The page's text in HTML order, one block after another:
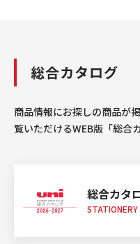
総合カタログ
商品情報にお探しの商品が
覧いただけるWEB版「総合
総合カタ